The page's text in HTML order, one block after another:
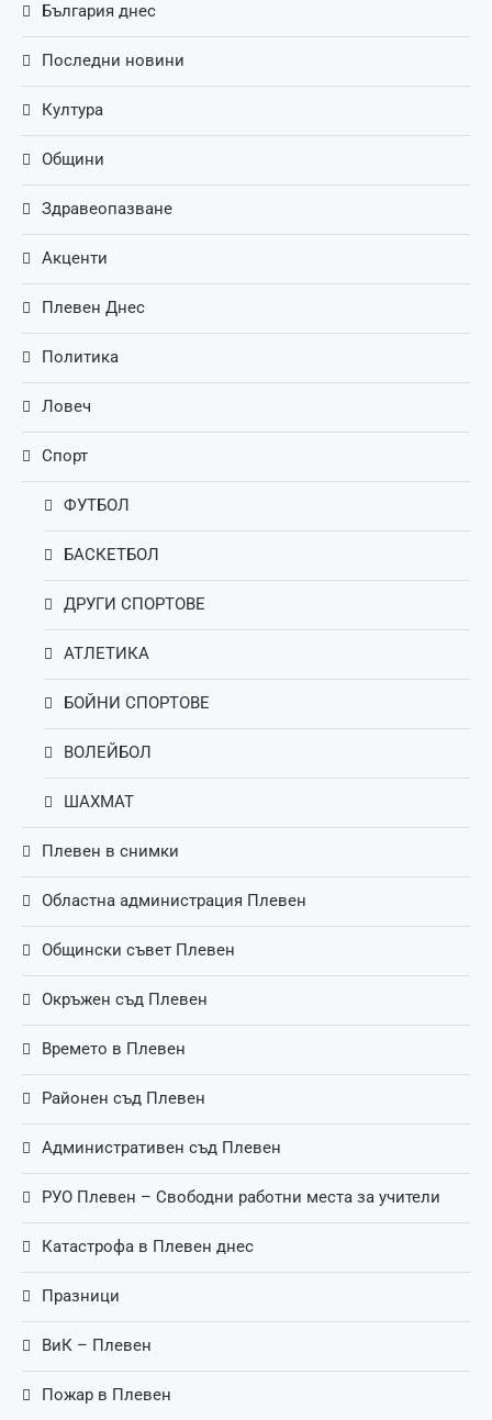
България днес
Последни новини
Култура
Общини
Здравеопазване
Акценти
Плевен Днес
Политика
Ловеч
Спорт
ФУТБОЛ
БАСКЕТБОЛ
ДРУГИ СПОРТОВЕ
АТЛЕТИКА
БОЙНИ СПОРТОВЕ
ВОЛЕЙБОЛ
ШАХМАТ
Плевен в снимки
Областна администрация Плевен
Общински съвет Плевен
Окръжен съд Плевен
Времето в Плевен
Районен съд Плевен
Административен съд Плевен
РУО Плевен – Свободни работни места за учители
Катастрофа в Плевен днес
Празници
ВиК – Плевен
Пожар в Плевен